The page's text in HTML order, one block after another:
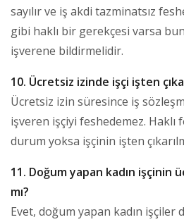
sayılır ve iş akdi tazminatsız
gibi haklı bir gerekçesi varsa
işverene bildirmelidir.
10. Ücretsiz izinde işçi işten
Ücretsiz izin süresince iş
işveren işçiyi feshedemez.
durum yoksa işçinin işten
11. Doğum yapan kadın işçinin
mı?
Evet, doğum yapan kadın işçiler